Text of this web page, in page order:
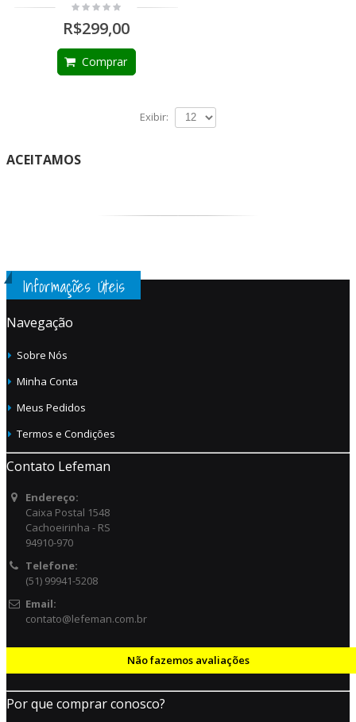
R$299,00
Comprar
Exibir:
ACEITAMOS
Informações Úteis
Navegação
Sobre Nós
Minha Conta
Meus Pedidos
Termos e Condições
Contato Lefeman
Endereço:
Caixa Postal 1548
Cachoeirinha - RS
94910-970
Telefone:
(51) 99941-5208
Email:
contato@lefeman.com.br
Não fazemos avaliações
Por que comprar conosco?